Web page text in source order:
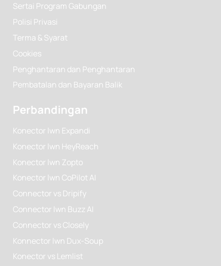
Sertai Program Gabungan
Polisi Privasi
Terma & Syarat
Cookies
Penghantaran dan Penghantaran
Pembatalan dan Bayaran Balik
Perbandingan
Konector lwn Expandi
Konector lwn HeyReach
Konector lwn Zopto
Konector lwn CoPilot AI
Connector vs Dripify
Connector lwn Buzz AI
Connector vs Closely
Konnector lwn Dux-Soup
Konector vs Lemlist